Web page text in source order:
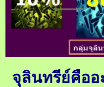
จุลินทรีย์คืออ